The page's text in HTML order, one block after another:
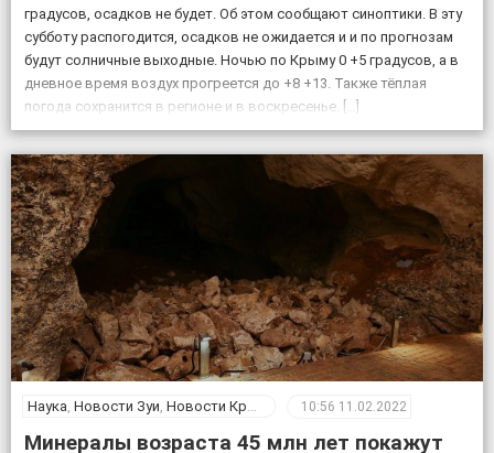
градусов, осадков не будет. Об этом сообщают синоптики. В эту
субботу распогодится, осадков не ожидается и и по прогнозам
будут солничные выходные. Ночью по Крыму 0 +5 градусов, а в
дневное время воздух прогреется до +8 +13. Также тёплая
погода сохранится в регионе и в воскресенье. […]
Наука, Новости Зуи, Новости Крыма 10:56 11.02.2022
Минералы возраста 45 млн лет покажут